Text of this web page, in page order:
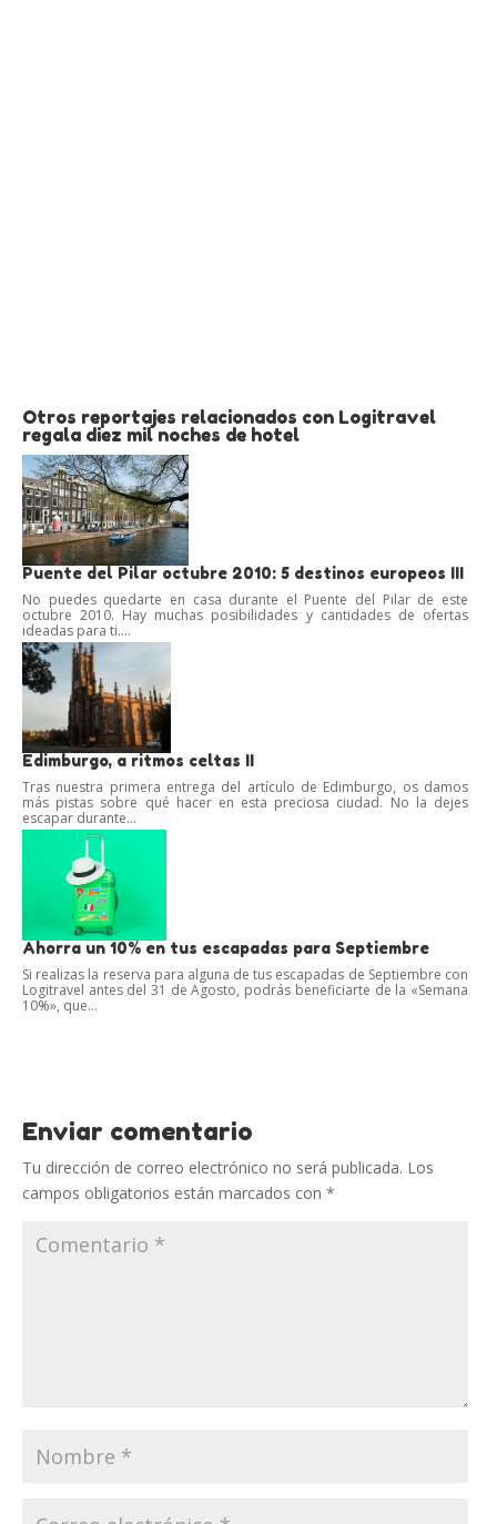
Otros reportajes relacionados con Logitravel
regala diez mil noches de hotel
Puente del Pilar octubre 2010: 5 destinos europeos III
No puedes quedarte en casa durante el Puente del Pilar de este
octubre 2010. Hay muchas posibilidades y cantidades de ofertas
ideadas para ti....
Edimburgo, a ritmos celtas II
Tras nuestra primera entrega del artículo de Edimburgo, os damos
más pistas sobre qué hacer en esta preciosa ciudad. No la dejes
escapar durante...
Ahorra un 10% en tus escapadas para Septiembre
Si realizas la reserva para alguna de tus escapadas de Septiembre con
Logitravel antes del 31 de Agosto, podrás beneficiarte de la «Semana
10%», que...
Enviar comentario
Tu dirección de correo electrónico no será publicada. Los
campos obligatorios están marcados con *